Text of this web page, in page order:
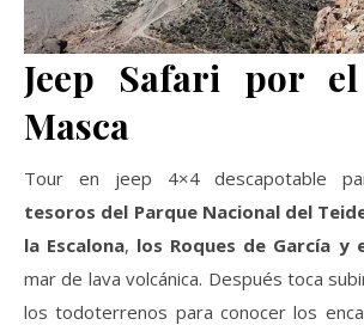
Jeep Safari por
Masca
Tour en jeep 4×4 descapotable
tesoros del Parque Nacional del
la Escalona, los Roques de García y
mar de lava volcánica. Después toca
los todoterrenos para conocer los